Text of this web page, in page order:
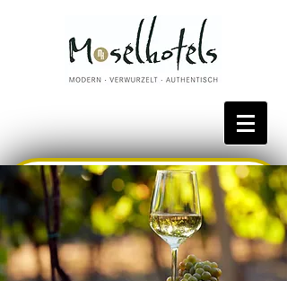
Bestpreis reservieren